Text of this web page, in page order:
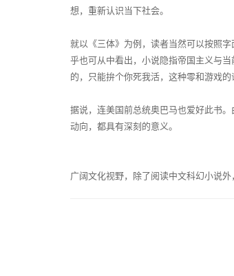
想，重新认识当下社会。
就以《三体》为例，读者当然可以按照
乎也可从中看出，小说隐指帝国主义与
的，只能拚个你死我活，这种零和游戏的
据说，连美国前总统奥巴马也爱好此书
动向，都具有深刻的意义。
广阔文化视野，除了阅读中文科幻小说